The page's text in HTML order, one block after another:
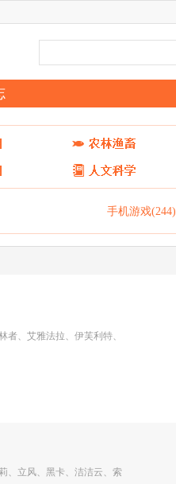
手机游戏(244)
、艾雅法拉、伊芙利特、
、立风、黑卡、洁洁云、索